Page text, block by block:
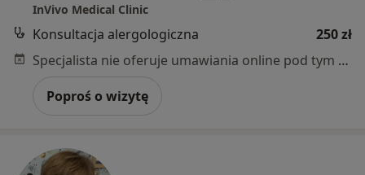
InVivo Medical Clinic
Konsultacja alergologiczna
250 zł
Specjalista nie oferuje umawiania online pod tym adresem.
Poproś o wizytę